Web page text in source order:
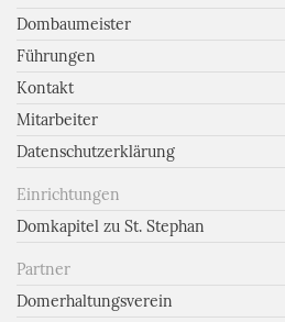
Dombaumeister
Führungen
Kontakt
Mitarbeiter
Datenschutzerklärung
Einrichtungen
Domkapitel zu St. Stephan
Partner
Domerhaltungsverein